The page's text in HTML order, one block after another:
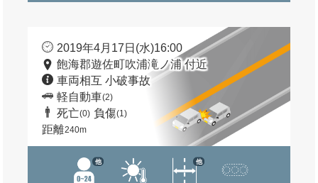
2019年4月17日(水)16:00
飽海郡遊佐町吹浦滝ノ浦 付近
車両相互 小破事故
軽自動車(2)
死亡(0) 負傷(1)
距離240m
他 他